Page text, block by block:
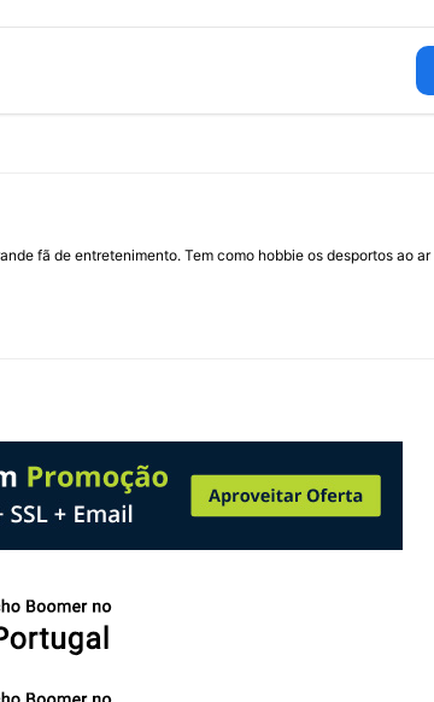
fã de entretenimento. Tem como hobbie os desportos ao